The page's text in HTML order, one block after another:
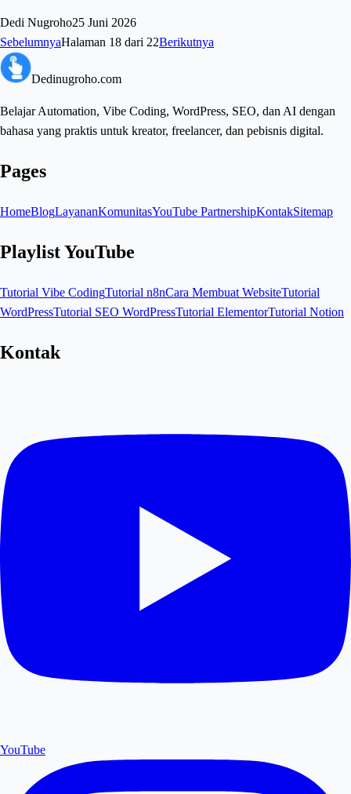
Dedi Nugroho25 Juni 2026
SebelumnyaHalaman 18 dari 22Berikutnya
Dedinugroho.com
Belajar Automation, Vibe Coding, WordPress, SEO, dan AI dengan
bahasa yang praktis untuk kreator, freelancer, dan pebisnis digital.
Pages
HomeBlogLayananKomunitasYouTube PartnershipKontakSitemap
Playlist YouTube
Tutorial Vibe CodingTutorial n8nCara Membuat WebsiteTutorial
WordPressTutorial SEO WordPressTutorial ElementorTutorial Notion
Kontak
YouTube